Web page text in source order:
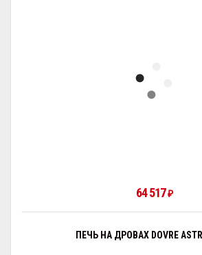
64 517₽
ПЕЧЬ НА ДРОВАХ DOVRE